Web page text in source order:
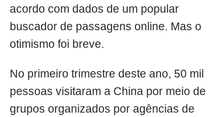
acordo com dados de um popular
buscador de passagens online. Mas o
otimismo foi breve.
No primeiro trimestre deste ano, 50 mil
pessoas visitaram a China por meio de
grupos organizados por agências de